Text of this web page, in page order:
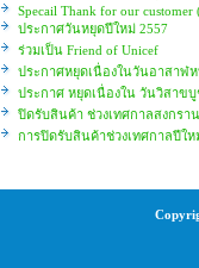
Specail Thank for our customer
ประกาศวันหยุดปีใหม่ 2557
ร่วมเป็น Friend of Unicef
ประกาศหยุดเนื่องในวันอาสาฬ
ประกาศ หยุดเนื่องใน วันวิสาขบู
ปิดรับสินค้า ช่วงเทศกาลสงกรา
การปิดรับสินค้าช่วงเทศกาลปีให